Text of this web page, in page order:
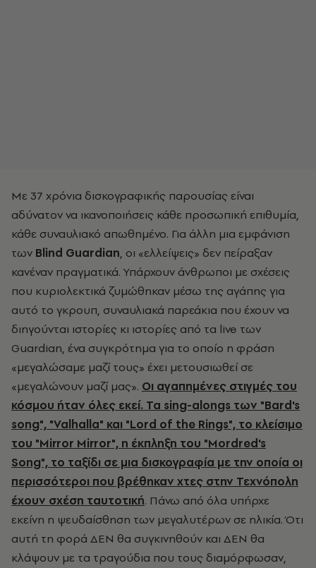
Με 37 χρόνια δισκογραφικής παρουσίας είναι
αδύνατον να ικανοποιήσεις κάθε προσωπική επιθυμία,
κάθε συναυλιακό απωθημένο. Για άλλη μια εμφάνιση
των Blind Guardian, οι «ελλείψεις» δεν πείραξαν
κανέναν πραγματικά. Υπάρχουν άνθρωποι με σχέσεις
που κυριολεκτικά ζυμώθηκαν μέσω της αγάπης για
αυτό το γκρουπ, συναυλιακά παρεάκια που έχουν να
διηγούνται ιστορίες κι ιστορίες από τα live των
Guardian, ένα συγκρότημα για το οποίο η φράση
«μεγαλώσαμε μαζί τους» έχει μετουσιωθεί σε
«μεγαλώνουν μαζί μας». Οι αγαπημένες στιγμές του
κόσμου ήταν όλες εκεί. Τα sing-alongs των "Bard's
song", "Valhalla" και "Lord of the Rings", το κλείσιμο
του "Mirror Mirror", η έκπληξη του "Mordred's
Song", το ταξίδι σε μια δισκογραφία με την οποία οι
περισσότεροι που βρέθηκαν χτες στην Τεχνόπολη
έχουν σχέση ταυτοτική. Πάνω από όλα υπήρχε
εκείνη η ψευδαίσθηση των μεγαλυτέρων σε ηλικία. Ότι
αυτή τη φορά ΔΕΝ θα συγκινηθούν και ΔΕΝ θα
κλάψουν με τα τραγούδια που τους διαμόρφωσαν,